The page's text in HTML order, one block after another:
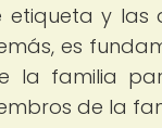
y las
es
la familia
de la